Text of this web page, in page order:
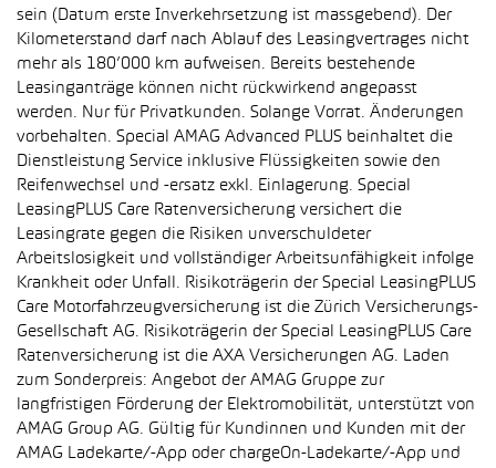
sein (Datum erste Inverkehrsetzung ist massgebend). Der
Kilometerstand darf nach Ablauf des Leasingvertrages nicht
mehr als 180’000 km aufweisen. Bereits bestehende
Leasinganträge können nicht rückwirkend angepasst
werden. Nur für Privatkunden. Solange Vorrat. Änderungen
vorbehalten. Special AMAG Advanced PLUS beinhaltet die
Dienstleistung Service inklusive Flüssigkeiten sowie den
Reifenwechsel und -ersatz exkl. Einlagerung. Special
LeasingPLUS Care Ratenversicherung versichert die
Leasingrate gegen die Risiken unverschuldeter
Arbeitslosigkeit und vollständiger Arbeitsunfähigkeit infolge
Krankheit oder Unfall. Risikoträgerin der Special LeasingPLUS
Care Motorfahrzeugversicherung ist die Zürich Versicherungs-
Gesellschaft AG. Risikoträgerin der Special LeasingPLUS Care
Ratenversicherung ist die AXA Versicherungen AG. Laden
zum Sonderpreis: Angebot der AMAG Gruppe zur
langfristigen Förderung der Elektromobilität, unterstützt von
AMAG Group AG. Gültig für Kundinnen und Kunden mit der
AMAG Ladekarte/-App oder chargeOn-Ladekarte/-App und